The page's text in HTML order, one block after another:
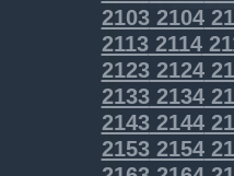
21032104
21132114
21232124
21332134
21432144
21532154